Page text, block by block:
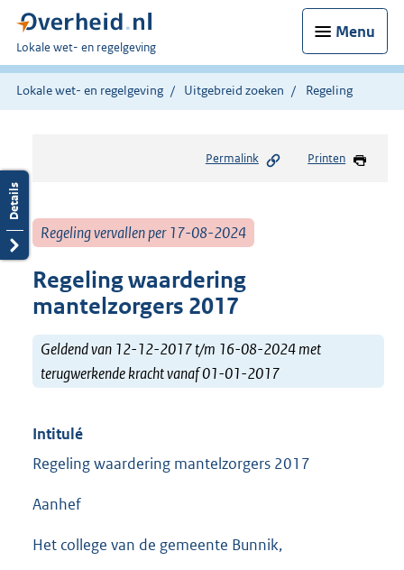
Menu
U
bent
hier:
Lokale wet- en regelgeving
Lokale wet- en regelgeving Uitgebreid zoeken Regeling
Permalink Printen
Regeling vervallen per 17-08-2024
Regeling waardering
mantelzorgers 2017
Geldend van 12-12-2017 t/m 16-08-2024 met
terugwerkende kracht vanaf 01-01-2017
Intitulé
Regeling waardering mantelzorgers 2017
Aanhef
Het college van de gemeente Bunnik,